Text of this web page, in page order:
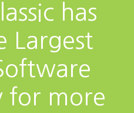
has
Largest
for more